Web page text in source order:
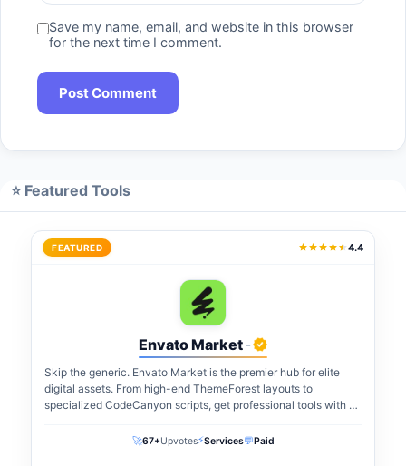
Save my name, email, and website in this browser
for the next time I comment.
⭐ Featured Tools
FEATURED 4.4
Envato Market-
Skip the generic. Envato Market is the premier hub for elite
digital assets. From high-end ThemeForest layouts to
specialized CodeCanyon scripts, get professional tools with a
🚀67+Upvotes⚡Services💬Paid